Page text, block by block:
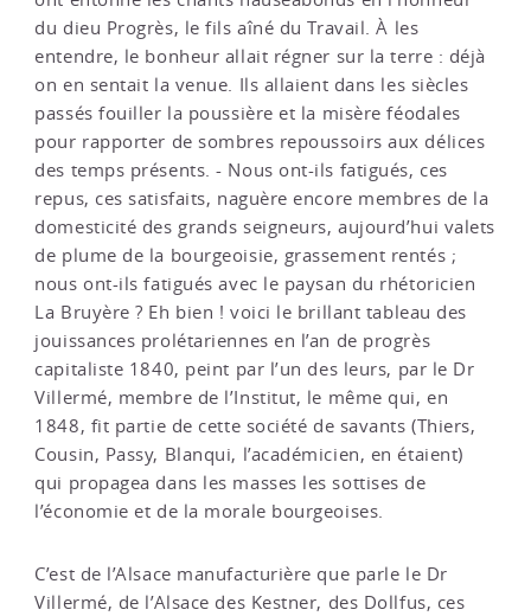
du dieu Progrès, le fils aîné du Travail. À les
entendre, le bonheur allait régner sur la terre : déjà
on en sentait la venue. Ils allaient dans les siècles
passés fouiller la poussière et la misère féodales
pour rapporter de sombres repoussoirs aux délices
des temps présents. - Nous ont-ils fatigués, ces
repus, ces satisfaits, naguère encore membres de la
domesticité des grands seigneurs, aujourd’hui valets
de plume de la bourgeoisie, grassement rentés ;
nous ont-ils fatigués avec le paysan du rhétoricien
La Bruyère ? Eh bien ! voici le brillant tableau des
jouissances prolétariennes en l’an de progrès
capitaliste 1840, peint par l’un des leurs, par le Dr
Villermé, membre de l’Institut, le même qui, en
1848, fit partie de cette société de savants (Thiers,
Cousin, Passy, Blanqui, l’académicien, en étaient)
qui propagea dans les masses les sottises de
l’économie et de la morale bourgeoises.
C’est de l’Alsace manufacturière que parle le Dr
Villermé, de l’Alsace des Kestner, des Dollfus, ces